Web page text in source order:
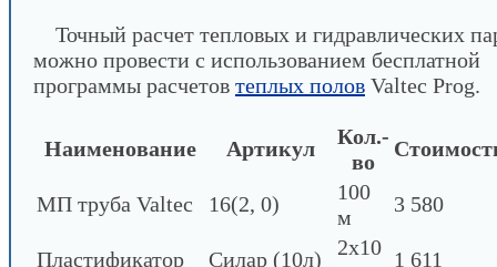
Точный расчет тепловых и гидравлических
можно провести с использованием бесплатной
программы расчетов теплых полов Valtec Prog.
Наименование Артикул
Кол.-
во
МП труба Valtec 16(2, 0)
100
м
3 580
Пластификатор Силар (10л)
2х10 1 611